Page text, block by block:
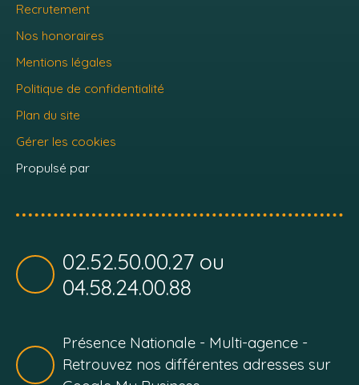
Recrutement
Nos honoraires
Mentions légales
Politique de confidentialité
Plan du site
Gérer les cookies
Propulsé par
02.52.50.00.27 ou
04.58.24.00.88
Présence Nationale - Multi-agence -
Retrouvez nos différentes adresses sur